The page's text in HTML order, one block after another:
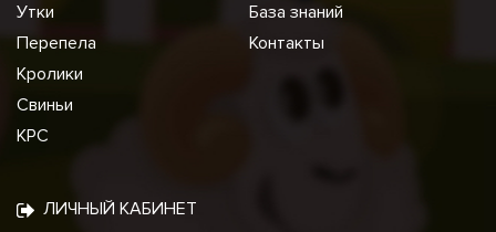
Утки
Перепела
Кролики
Свиньи
КРС
База знаний
Контакты
ЛИЧНЫЙ КАБИНЕТ